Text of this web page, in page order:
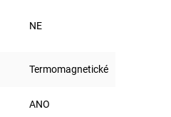
NE
Termomagnetické
ANO